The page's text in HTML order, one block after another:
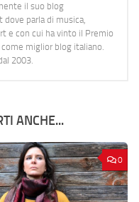
il suo blog
parla di musica,
e con cui ha vinto il Premio
miglior blog italiano.
2003.
ANCHE...
0